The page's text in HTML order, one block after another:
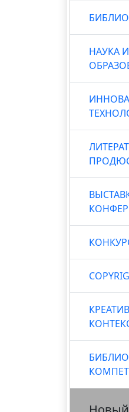
НАУКА И